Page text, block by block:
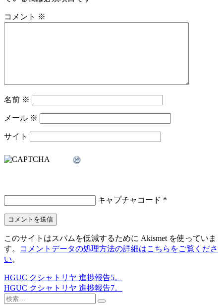
コメント ※
名前 ※
メール ※
サイト
キャプチャコード *
このサイトはスパムを低減するために Akismet を使っていま
す。
コメントデータの処理方法の詳細はこちらをご覧くださ
い。
投
稿
HGUC クシャトリヤ 進捗報告5。
HGUC クシャトリヤ 進捗報告7。
検